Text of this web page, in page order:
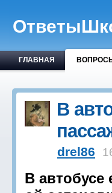
ГЛАВНАЯ
В
drel86
В автобусе